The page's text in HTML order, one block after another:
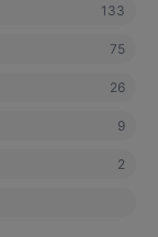
133
75
26
9
2